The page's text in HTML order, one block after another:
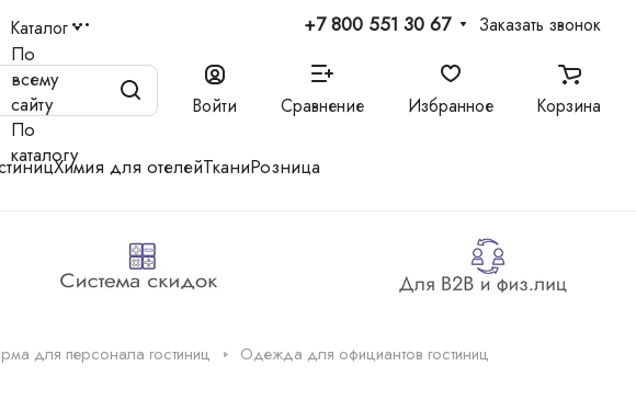
+7 800 551 30 67 Заказать звонок
Каталог
По
всему
сайту
По
каталогу
Войти Сравнение Избранное Корзина
Химия для отелейТканиРозница
для персонала гостиниц Одежда для официантов гостиниц